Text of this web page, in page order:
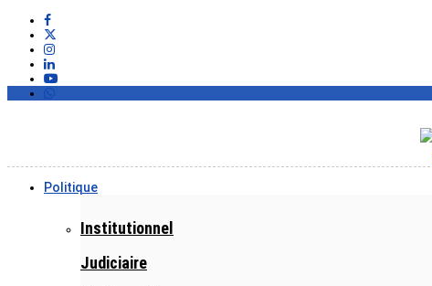
Politique
Institutionnel
Judiciaire